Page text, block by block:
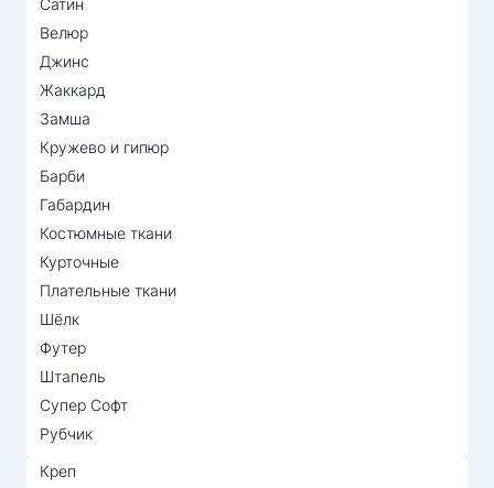
Велюр
Джинс
Жаккард
Замша
Кружево и гипюр
Барби
Габардин
Костюмные ткани
Курточные
Плательные ткани
Шёлк
Футер
Штапель
Супер Софт
Рубчик
Креп